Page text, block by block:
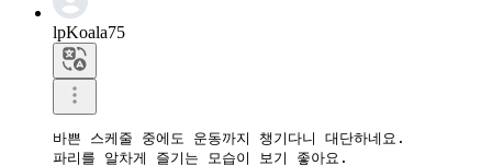
lpKoala75
바쁜 스케줄 중에도 운동까지 챙기다니 대단하네요.
파리를 알차게 즐기는 모습이 보기 좋아요.